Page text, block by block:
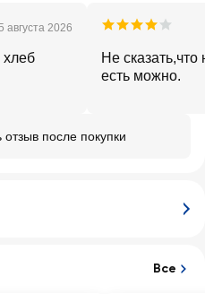
августа 2026
хлеб
Не
есть можно.
после покупки
Все